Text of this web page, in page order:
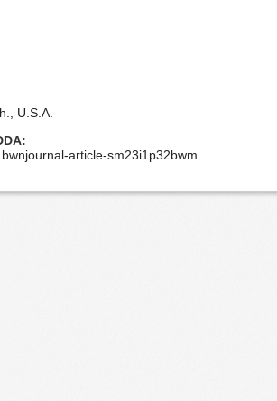
U.S.A.
article-sm23i1p32bwm